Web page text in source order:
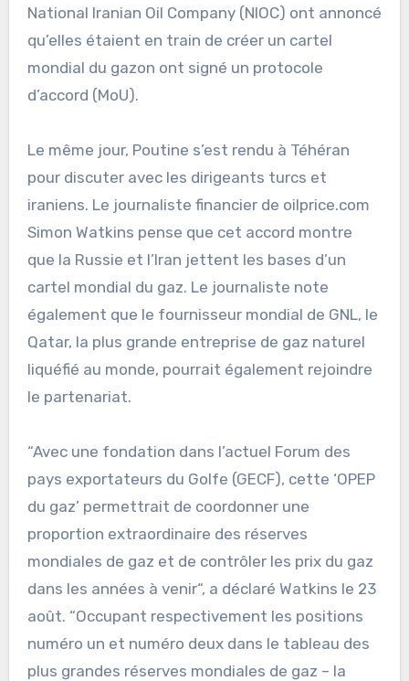
National Iranian Oil Company (NIOC) ont annoncé
qu’elles étaient en train de créer un cartel
mondial du gazon ont signé un protocole
d’accord (MoU).
Le même jour, Poutine s’est rendu à Téhéran
pour discuter avec les dirigeants turcs et
iraniens. Le journaliste financier de oilprice.com
Simon Watkins pense que cet accord montre
que la Russie et l’Iran jettent les bases d’un
cartel mondial du gaz. Le journaliste note
également que le fournisseur mondial de GNL, le
Qatar, la plus grande entreprise de gaz naturel
liquéfié au monde, pourrait également rejoindre
le partenariat.
“Avec une fondation dans l’actuel Forum des
pays exportateurs du Golfe (GECF), cette ‘OPEP
du gaz’ permettrait de coordonner une
proportion extraordinaire des réserves
mondiales de gaz et de contrôler les prix du gaz
dans les années à venir“, a déclaré Watkins le 23
août. “Occupant respectivement les positions
numéro un et numéro deux dans le tableau des
plus grandes réserves mondiales de gaz – la